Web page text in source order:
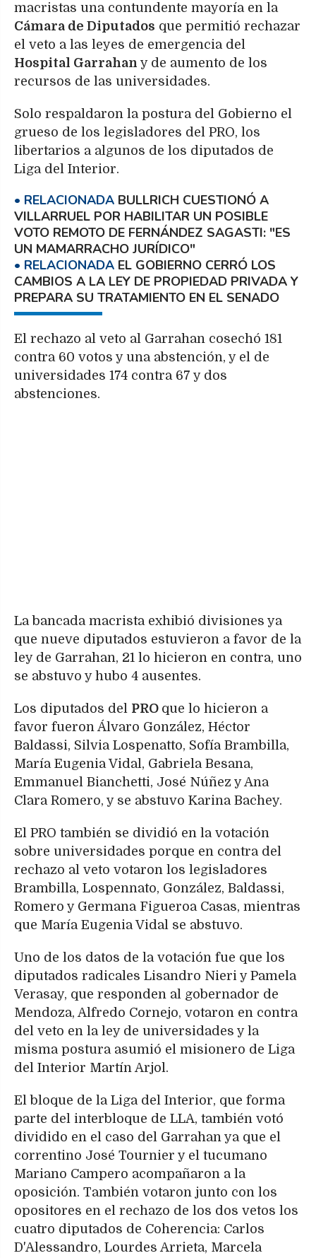
macristas una contundente mayoría en la
Cámara de Diputados que permitió rechazar
el veto a las leyes de emergencia del
Hospital Garrahan y de aumento de los
recursos de las universidades.
Solo respaldaron la postura del Gobierno el
grueso de los legisladores del PRO, los
libertarios a algunos de los diputados de
Liga del Interior.
BULLRICH CUESTIONÓ A
VILLARRUEL POR HABILITAR UN POSIBLE
VOTO REMOTO DE FERNÁNDEZ SAGASTI: "ES
UN MAMARRACHO JURÍDICO"
EL GOBIERNO CERRÓ LOS
CAMBIOS A LA LEY DE PROPIEDAD PRIVADA Y
PREPARA SU TRATAMIENTO EN EL SENADO
El rechazo al veto al Garrahan cosechó 181
contra 60 votos y una abstención, y el de
universidades 174 contra 67 y dos
abstenciones.
La bancada macrista exhibió divisiones ya
que nueve diputados estuvieron a favor de la
ley de Garrahan, 21 lo hicieron en contra, uno
se abstuvo y hubo 4 ausentes.
Los diputados del PRO que lo hicieron a
favor fueron Álvaro González, Héctor
Baldassi, Silvia Lospenatto, Sofía Brambilla,
María Eugenia Vidal, Gabriela Besana,
Emmanuel Bianchetti, José Núñez y Ana
Clara Romero, y se abstuvo Karina Bachey.
El PRO también se dividió en la votación
sobre universidades porque en contra del
rechazo al veto votaron los legisladores
Brambilla, Lospennato, González, Baldassi,
Romero y Germana Figueroa Casas, mientras
que María Eugenia Vidal se abstuvo.
Uno de los datos de la votación fue que los
diputados radicales Lisandro Nieri y Pamela
Verasay, que responden al gobernador de
Mendoza, Alfredo Cornejo, votaron en contra
del veto en la ley de universidades y la
misma postura asumió el misionero de Liga
del Interior Martín Arjol.
El bloque de la Liga del Interior, que forma
parte del interbloque de LLA, también votó
dividido en el caso del Garrahan ya que el
correntino José Tournier y el tucumano
Mariano Campero acompañaron a la
oposición. También votaron junto con los
opositores en el rechazo de los dos vetos los
cuatro diputados de Coherencia: Carlos
D'Alessandro, Lourdes Arrieta, Marcela